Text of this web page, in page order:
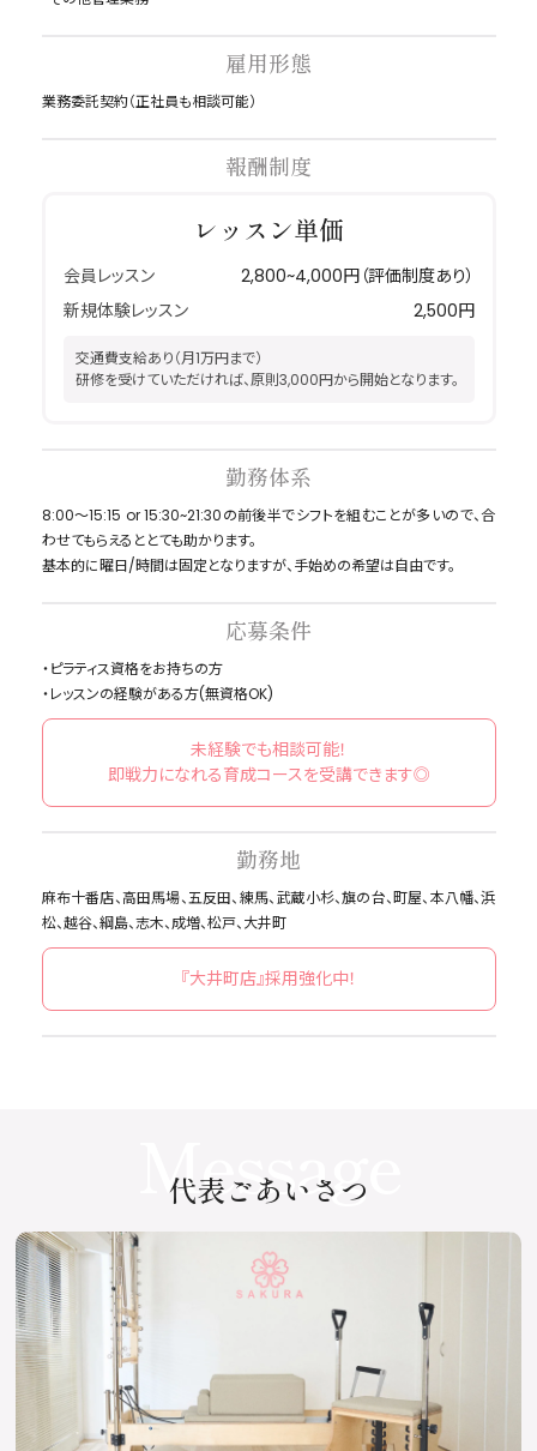
雇用形態
業務委託契約（正社員も相談可能）
報酬制度
レッスン単価
会員レッスン
2,800~4,000円（評価制度あり）
新規体験レッスン
2,500円
交通費支給あり（月1万円まで）
研修を受けていただければ、原則3,000円から開始となります。
勤務体系
8:00〜15:15 or 15:30~21:30の前後半でシフトを組むことが多いので、合
わせてもらえるととても助かります。
基本的に曜日/時間は固定となりますが、手始めの希望は自由です。
応募条件
・ピラティス資格をお持ちの方
・レッスンの経験がある方(無資格OK)
未経験でも相談可能！
即戦力になれる育成コースを受講できます◎
勤務地
麻布十番店、高田馬場、五反田、練馬、武蔵小杉、旗の台、町屋、本八幡、浜
松、越谷、綱島、志木、成増、松戸、大井町
『大井町店』採用強化中！
Message
代表ごあいさつ